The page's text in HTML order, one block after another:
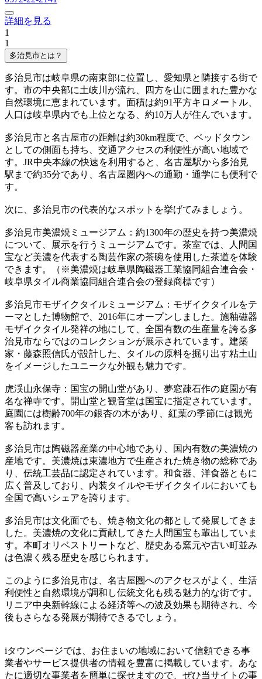
詳細を見る
1
1
多治見市とは？
多治見市は岐阜県の南東部に位置し、愛知県と隣接する街で
す。市の中央部に土岐川が流れ、四方を山に囲まれた豊かな
自然環境に恵まれています。面積は約91平方キロメートル、
人口は岐阜県内でも上位となる、約10万人が住んでいます。
多治見市と名古屋市の距離は約30km程度で、ベッドタウン
としての側面も持ち、交通アクセスの利便性が高い地域で
す。JR中央本線の快速を利用すると、名古屋駅から多治見
駅まで約35分であり、名古屋圏内への通勤・通学にも便利で
す。
次に、多治見市の代表的なスポットを挙げてみましょう。
多治見市美濃焼ミュージアム：約1300年の歴史を持つ美濃焼
について、展示を行うミュージアムです。茶室では、人間国
宝など美濃を代表する陶芸作家の茶碗を使用した茶道を体験
できます。（※美濃焼は岐阜県陶磁器工業協同組合連合会・
岐阜県タイル商業協同組合連合会の登録商標です）
多治見市モザイクタイルミュージアム：モザイクタイルをテ
ーマとした博物館で、2016年にオープンしました。施釉磁器
モザイクタイル発祥の地にして、全国有数の生産量を誇る多
治見市ならではのコレクションが展示されています。建築
家・藤森照信氏が設計した、タイルの原料を掘り出す粘土山
をイメージしたユニークな外観も魅力です。
虎渓山永保寺：国宝の開山堂があり、夢窓疎石作の庭園が有
名な禅寺です。開山堂と観音堂は国宝に指定されています。
庭園には樹齢700年の銀杏の木があり、紅葉の季節には観光
客も訪れます。
多治見市は陶磁器産業の中心地であり、国内有数の美濃焼の
産地です。美濃焼は東濃地方で生産された焼き物の総称であ
り、伝統工芸品に認定されています。和食器、洋食器ともに
広く普及しており、内装タイルやモザイクタイルにおいても
全国で高いシェアを誇ります。
多治見市は文化面でも、焼き物文化の都として発展してきま
した。美濃焼の文化に貢献してきた人間国宝も輩出していま
す。本町オリベストリートなど、歴史ある窯元や古い町並み
は色濃く残る歴史を感じられます。
このように多治見市は、名古屋圏へのアクセスがよく、生活
利便性と自然環境が調和し伝統文化も残る魅力的な街です。
リニア中央新幹線による経済等への波及効果も期待され、今
後もさらなる発展が期待できるでしょう。
iタウンページでは、お住まいの地域において信頼できる事
業者やサービス提供者の情報を豊富に掲載しています。あな
たに適切な事業者を簡単に探せますので、ぜひ当サイトの事